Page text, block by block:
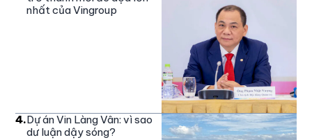
nhất của Vingroup
4.Dự án Vin Làng Vân: vì sao
dư luận dậy sóng?